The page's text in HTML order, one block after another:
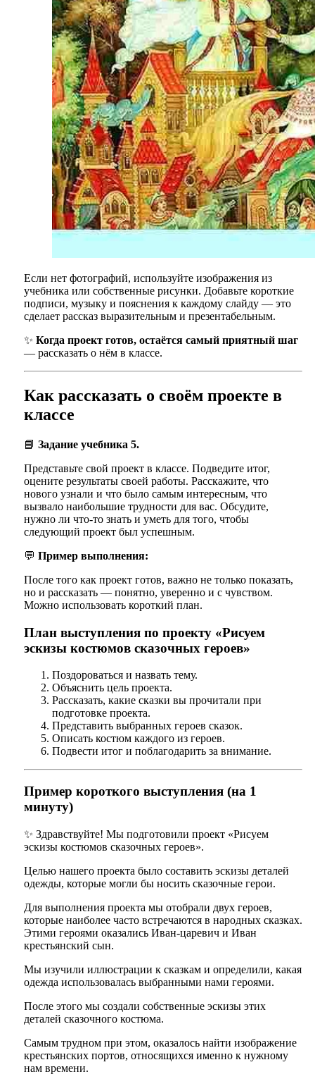
Если нет фотографий, используйте изображения из
учебника или собственные рисунки. Добавьте короткие
подписи, музыку и пояснения к каждому слайду — это
сделает рассказ выразительным и презентабельным.
✨ Когда проект готов, остаётся самый приятный шаг
— рассказать о нём в классе.
Как рассказать о своём проекте в
классе
📘 Задание учебника 5.
Представьте свой проект в классе. Подведите итог,
оцените результаты своей работы. Расскажите, что
нового узнали и что было самым интересным, что
вызвало наибольшие трудности для вас. Обсудите,
нужно ли что-то знать и уметь для того, чтобы
следующий проект был успешным.
💬 Пример выполнения:
После того как проект готов, важно не только показать,
но и рассказать — понятно, уверенно и с чувством.
Можно использовать короткий план.
План выступления по проекту «Рисуем
эскизы костюмов сказочных героев»
Поздороваться и назвать тему.
Объяснить цель проекта.
Рассказать, какие сказки вы прочитали при
подготовке проекта.
Представить выбранных героев сказок.
Описать костюм каждого из героев.
Подвести итог и поблагодарить за внимание.
Пример короткого выступления (на 1
минуту)
✨ Здравствуйте! Мы подготовили проект «Рисуем
эскизы костюмов сказочных героев».
Целью нашего проекта было составить эскизы деталей
одежды, которые могли бы носить сказочные герои.
Для выполнения проекта мы отобрали двух героев,
которые наиболее часто встречаются в народных сказках.
Этими героями оказались Иван-царевич и Иван
крестьянский сын.
Мы изучили иллюстрации к сказкам и определили, какая
одежда использовалась выбранными нами героями.
После этого мы создали собственные эскизы этих
деталей сказочного костюма.
Самым трудном при этом, оказалось найти изображение
крестьянских портов, относящихся именно к нужному
нам времени.